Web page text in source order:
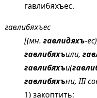
гавлибяхъес.
гавлибяхъес
[(мн. гавлидяхъ-
гавлибяхъили,
гавлибяхъи(
гавлибяхъни, III
1) закоптить;